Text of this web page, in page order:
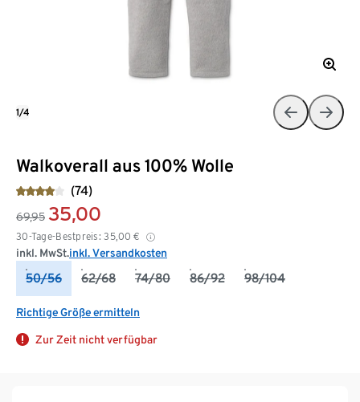
Walkoverall aus 100% Wolle
(74)
69,95 35,00
30-Tage-Bestpreis: 35,00 €
inkl. MwSt.inkl. Versandkosten
50/56 62/68 74/80 86/92 98/104
Richtige Größe ermitteln
Zur Zeit nicht verfügbar
1/4